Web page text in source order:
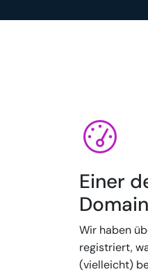
Einer
Wir haben
registriert,
(vielleicht)